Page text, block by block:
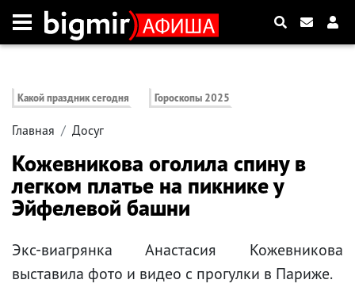
Какой праздник сегодня Гороскопы 2025
Главная Досуг
Кожевникова оголила спину в
легком платье на пикнике у
Эйфелевой башни
Экс-виагрянка Анастасия Кожевникова
выставила фото и видео с прогулки в Париже.